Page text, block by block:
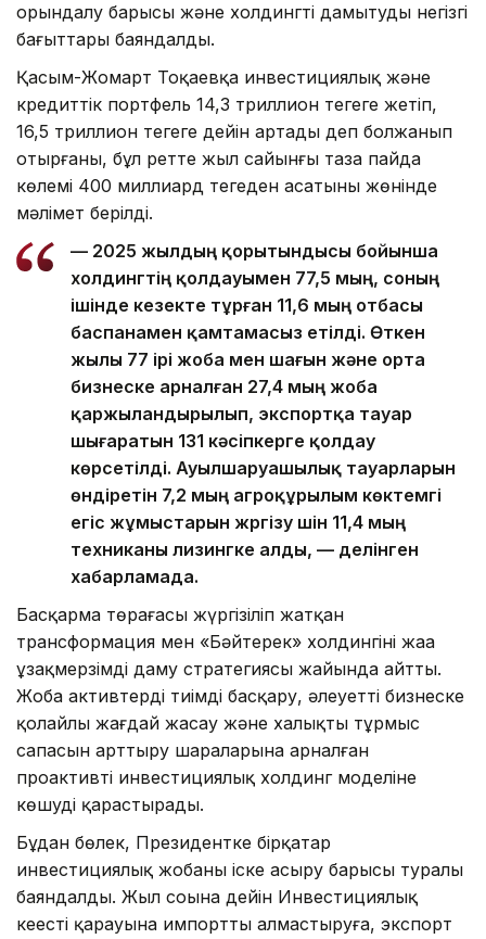
орындалу барысы және холдингті дамытудың негізгі
бағыттары баяндалды.
Қасым-Жомарт Тоқаевқа инвестициялық және
кредиттік портфель 14,3 триллион теңгеге жетіп,
16,5 триллион теңгеге дейін артады деп болжанып
отырғаны, бұл ретте жыл сайынғы таза пайда
көлемі 400 миллиард теңгеден асатыны жөнінде
мәлімет берілді.
— 2025 жылдың қорытындысы бойынша
холдингтің қолдауымен 77,5 мың, соның
ішінде кезекте тұрған 11,6 мың отбасы
баспанамен қамтамасыз етілді. Өткен
жылы 77 ірі жоба мен шағын және орта
бизнеске арналған 27,4 мың жоба
қаржыландырылып, экспортқа тауар
шығаратын 131 кәсіпкерге қолдау
көрсетілді. Ауылшаруашылық тауарларын
өндіретін 7,2 мың агроқұрылым көктемгі
егіс жұмыстарын жүргізу үшін 11,4 мың
техниканы лизингке алды, — делінген
хабарламада.
Басқарма төрағасы жүргізіліп жатқан
трансформация мен «Бәйтерек» холдингінің жаңа
ұзақмерзімді даму стратегиясы жайында айтты.
Жоба активтерді тиімді басқару, әлеуетті бизнеске
қолайлы жағдай жасау және халықтың тұрмыс
сапасын арттыру шараларына арналған
проактивті инвестициялық холдинг моделіне
көшуді қарастырады.
Бұдан бөлек, Президентке бірқатар
инвестициялық жобаны іске асыру барысы туралы
баяндалды. Жыл соңына дейін Инвестициялық
кеңестің қарауына импортты алмастыруға, экспорт